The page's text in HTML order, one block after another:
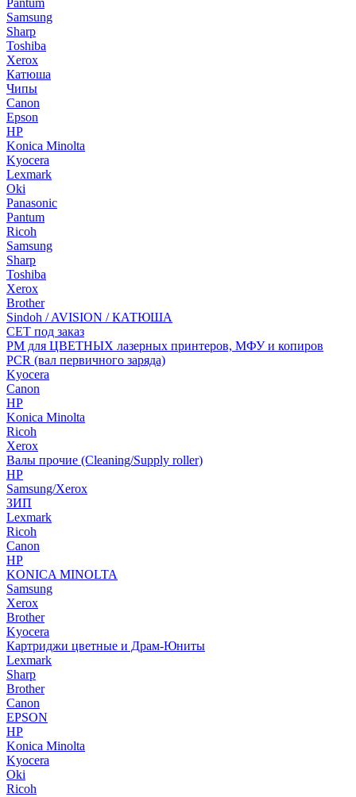
Pantum
Samsung
Sharp
Toshiba
Xerox
Катюша
Чипы
Canon
Epson
HP
Konica Minolta
Kyocera
Lexmark
Oki
Panasonic
Pantum
Ricoh
Samsung
Sharp
Toshiba
Xerox
Brother
Sindoh / AVISION / КАТЮША
CET под заказ
РМ для ЦВЕТНЫХ лазерных принтеров, МФУ и копиров
PCR (вал первичного заряда)
Kyocera
Canon
HP
Konica Minolta
Ricoh
Xerox
Валы прочие (Cleaning/Supply roller)
HP
Samsung/Xerox
ЗИП
Lexmark
Ricoh
Canon
HP
KONICA MINOLTA
Samsung
Xerox
Brother
Kyocera
Картриджи цветные и Драм-Юниты
Lexmark
Sharp
Brother
Canon
EPSON
HP
Konica Minolta
Kyocera
Oki
Ricoh